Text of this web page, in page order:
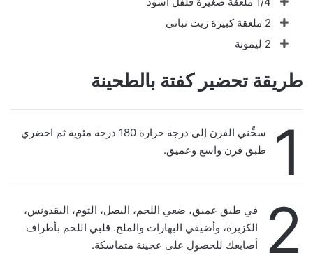
2 ملعقة كبيرة زيت نباتي
2 ليمونة
طريقة تحضير كفتة بالطحينة
1
سخِّني الفرن إلى درجة حرارة 180 درجة مئوية ثم احضري
طبق فرن واسع وعميق.
2
في طبق عميق، ضعي اللحم، البصل، الثوم، البقدونس،
الكزبرة، وأضيفي البهارات والملح. قلبي اللحم بأطراف
أصابعك للحصول على عجينة متماسكة.